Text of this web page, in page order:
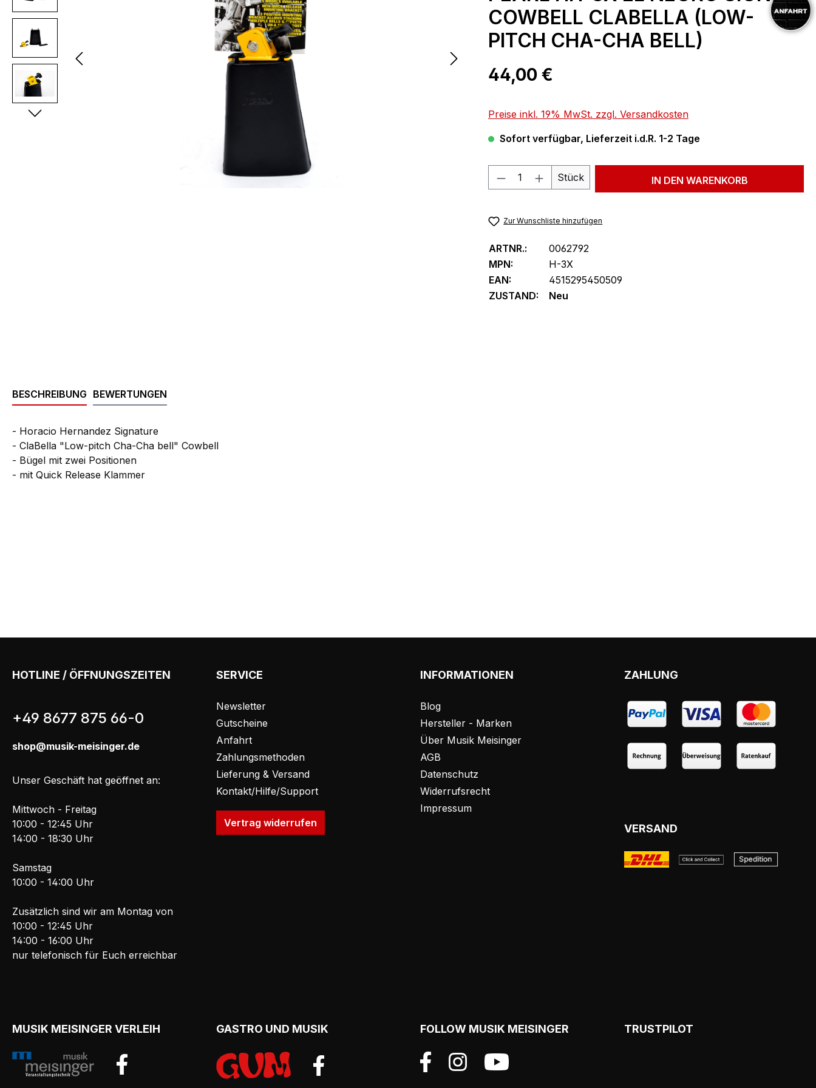
COWBELL CLABELLA (LOW-
PITCH CHA-CHA BELL)
Regulärer Preis:
44,00 €
Preise inkl. 19% MwSt. zzgl. Versandkosten
Sofort verfügbar, Lieferzeit i.d.R. 1-2 Tage
Produkt Anzahl: Gib den gewünschten Wert
Stück IN DEN WARENKORB
Zur Wunschliste hinzufügen
ARTNR.:
0062792
MPN:
H-3X
EAN:
4515295450509
ZUSTAND:
Neu
BESCHREIBUNG BEWERTUNGEN
- Horacio Hernandez Signature
- ClaBella "Low-pitch Cha-Cha bell" Cowbell
- Bügel mit zwei Positionen
- mit Quick Release Klammer
HOTLINE / ÖFFNUNGSZEITEN
+49 8677 875 66-0
shop@musik-meisinger.de
Unser Geschäft hat geöffnet an:
Mittwoch - Freitag
10:00 - 12:45 Uhr
14:00 - 18:30 Uhr
Samstag
10:00 - 14:00 Uhr
Zusätzlich sind wir am Montag von
10:00 - 12:45 Uhr
14:00 - 16:00 Uhr
nur telefonisch für Euch erreichbar
SERVICE
Newsletter
Gutscheine
Anfahrt
Zahlungsmethoden
Lieferung & Versand
Kontakt/Hilfe/Support
Vertrag widerrufen
INFORMATIONEN
Blog
Hersteller - Marken
Über Musik Meisinger
AGB
Datenschutz
Widerrufsrecht
Impressum
ZAHLUNG
VERSAND
MUSIK MEISINGER VERLEIH GASTRO UND MUSIK FOLLOW MUSIK MEISINGER TRUSTPILOT